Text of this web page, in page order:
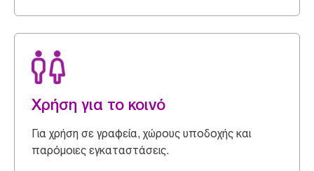
Χρήση για το κοινό
Για χρήση σε γραφεία, χώρους υποδοχής και
παρόμοιες εγκαταστάσεις.